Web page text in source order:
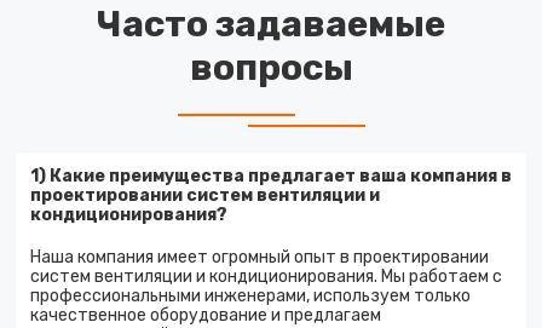
Часто задаваемые
вопросы
1) Какие преимущества предлагает ваша компания в
проектировании систем вентиляции и
кондиционирования?
Наша компания имеет огромный опыт в проектировании
систем вентиляции и кондиционирования. Мы работаем с
профессиональными инженерами, используем только
качественное оборудование и предлагаем